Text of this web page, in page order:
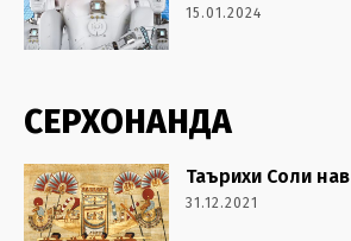
15.01.2024
СЕРХОНАНДА
Таърихи Соли нав
31.12.2021